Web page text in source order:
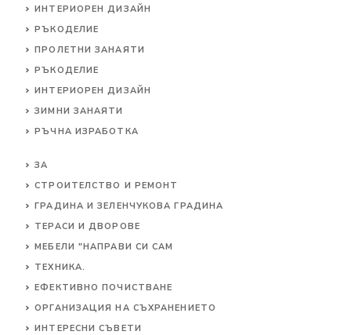
ИНТЕРИОРЕН ДИЗАЙН
РЪКОДЕЛИЕ
ПРОЛЕТНИ ЗАНАЯТИ
РЪКОДЕЛИЕ
ИНТЕРИОРЕН ДИЗАЙН
ЗИМНИ ЗАНАЯТИ
РЪЧНА ИЗРАБОТКА
ЗА
СТРОИТЕЛСТВО И РЕМОНТ
ГРАДИНА И ЗЕЛЕНЧУКОВА ГРАДИНА
ТЕРАСИ И ДВОРОВЕ
МЕБЕЛИ "НАПРАВИ СИ САМ
ТЕХНИКА.
ЕФЕКТИВНО ПОЧИСТВАНЕ
ОРГАНИЗАЦИЯ НА СЪХРАНЕНИЕТО
ИНТЕРЕСНИ СЪВЕТИ